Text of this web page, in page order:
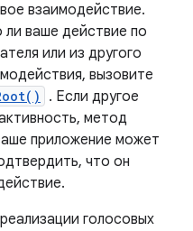
взаимодействие.
ваше действие по
или из другого
вызовите
. Если другое
метод
приложение может
что он
голосовых